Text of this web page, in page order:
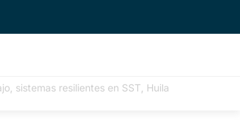
sistemas resilientes en SST, Huila